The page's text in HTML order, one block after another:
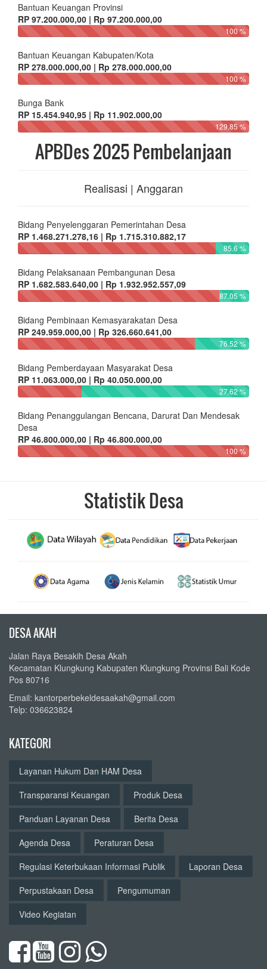
Bantuan Keuangan Provinsi
RP 97.200.000,00 | Rp 97.200.000,00
100 %
Bantuan Keuangan Kabupaten/Kota
RP 278.000.000,00 | Rp 278.000.000,00
100 %
Bunga Bank
RP 15.454.940,95 | Rp 11.902.000,00
129.85 %
APBDes 2025 Pembelanjaan
Realisasi | Anggaran
Bidang Penyelenggaran Pemerintahan Desa
RP 1.468.271.278,16 | Rp 1.715.310.882,17
85.6 %
Bidang Pelaksanaan Pembangunan Desa
RP 1.682.583.640,00 | Rp 1.932.952.557,09
87.05 %
Bidang Pembinaan Kemasyarakatan Desa
RP 249.959.000,00 | Rp 326.660.641,00
76.52 %
Bidang Pemberdayaan Masyarakat Desa
RP 11.063.000,00 | Rp 40.050.000,00
27.62 %
Bidang Penanggulangan Bencana, Darurat Dan Mendesak
Desa
RP 46.800.000,00 | Rp 46.800.000,00
100 %
Statistik Desa
DESA AKAH
Jalan Raya Besakih Desa Akah
Kecamatan Klungkung Kabupaten Klungkung Provinsi Bali Kode
Pos 80716
Email: kantorperbekeldesaakah@gmail.com
Telp: 036623824
KATEGORI
Layanan Hukum Dan HAM Desa
Transparansi Keuangan
Produk Desa
Panduan Layanan Desa
Berita Desa
Agenda Desa
Peraturan Desa
Regulasi Keterbukaan Informasi Publik
Laporan Desa
Perpustakaan Desa
Pengumuman
Video Kegiatan